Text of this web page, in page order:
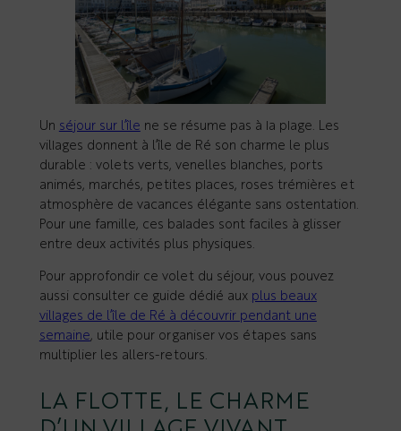
Un séjour sur l’île ne se résume pas à la plage. Les
villages donnent à l’île de Ré son charme le plus
durable : volets verts, venelles blanches, ports
animés, marchés, petites places, roses trémières et
atmosphère de vacances élégante sans ostentation.
Pour une famille, ces balades sont faciles à glisser
entre deux activités plus physiques.
Pour approfondir ce volet du séjour, vous pouvez
aussi consulter ce guide dédié aux plus beaux
villages de l’île de Ré à découvrir pendant une
semaine, utile pour organiser vos étapes sans
multiplier les allers-retours.
LA FLOTTE, LE CHARME